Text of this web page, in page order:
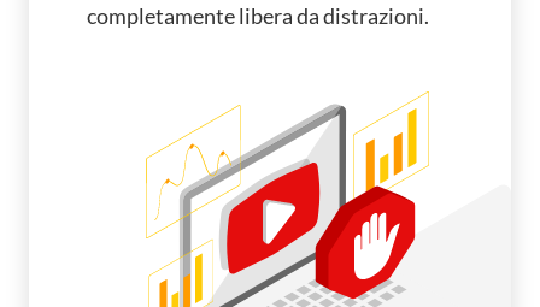
completamente libera da distrazioni.